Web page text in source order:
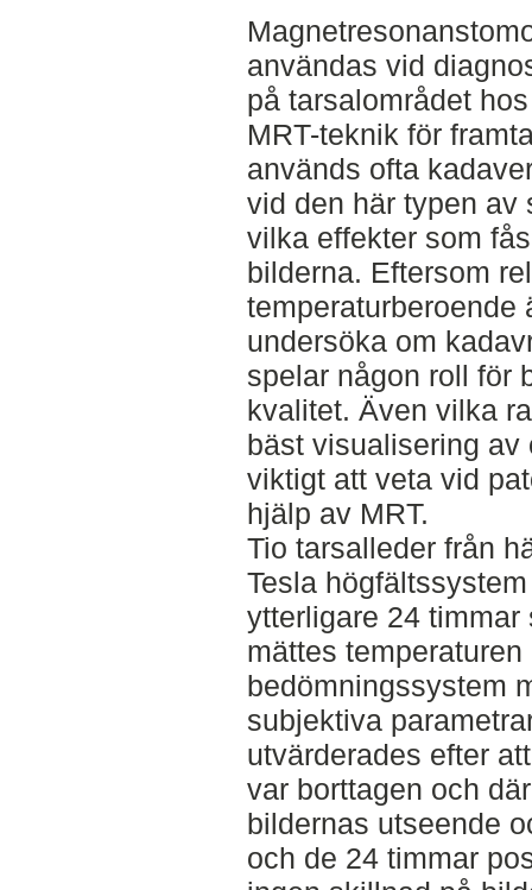
användas vid
på tarsalområdet
MRT-teknik för
används ofta
vid den här typen av
vilka effekter som
bilderna. Eftersom
temperaturberoende
undersöka om
spelar någon roll för
kvalitet. Även vilka
bäst visualisering av
viktigt att veta vid
hjälp av MRT.
Tio tarsalleder från
Tesla
ytterligare 24
mättes
bedömningssystem
subjektiva
utvärderades efter
var borttagen och
bildernas utseende
och de 24 timmar